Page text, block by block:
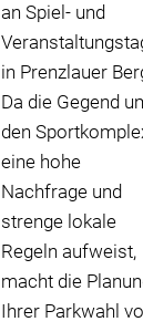
an Spiel- und
in Prenzlauer
Da die Gegend
den
eine hohe
Nachfrage und
strenge lokale
Regeln aufweist,
macht die
Ihrer Parkwahl